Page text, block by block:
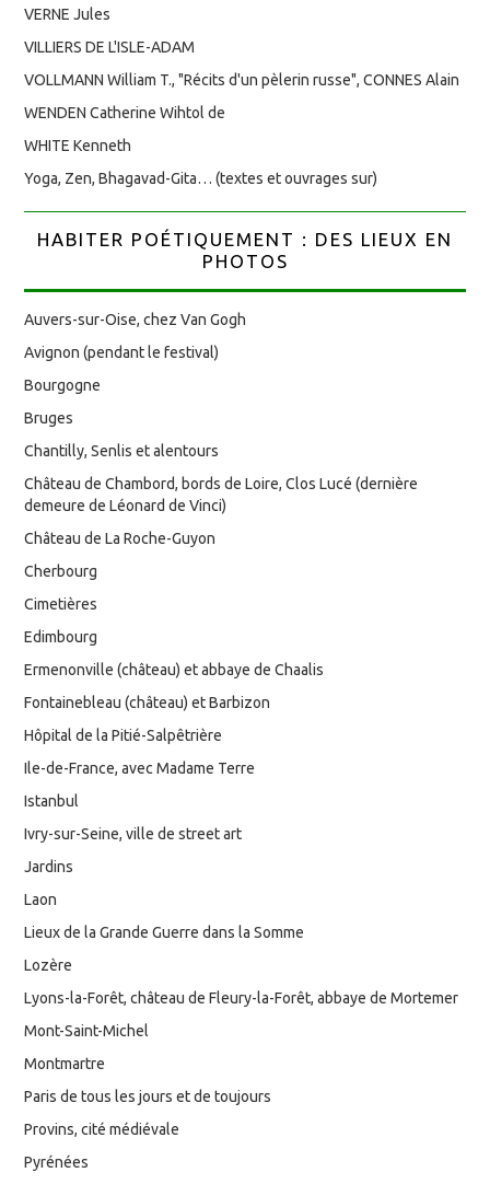
VERNE Jules
VILLIERS DE L'ISLE-ADAM
VOLLMANN William T., "Récits d'un pèlerin russe", CONNES Alain
WENDEN Catherine Wihtol de
WHITE Kenneth
Yoga, Zen, Bhagavad-Gita… (textes et ouvrages sur)
HABITER POÉTIQUEMENT : DES LIEUX EN
PHOTOS
Auvers-sur-Oise, chez Van Gogh
Avignon (pendant le festival)
Bourgogne
Bruges
Chantilly, Senlis et alentours
Château de Chambord, bords de Loire, Clos Lucé (dernière
demeure de Léonard de Vinci)
Château de La Roche-Guyon
Cherbourg
Cimetières
Edimbourg
Ermenonville (château) et abbaye de Chaalis
Fontainebleau (château) et Barbizon
Hôpital de la Pitié-Salpêtrière
Ile-de-France, avec Madame Terre
Istanbul
Ivry-sur-Seine, ville de street art
Jardins
Laon
Lieux de la Grande Guerre dans la Somme
Lozère
Lyons-la-Forêt, château de Fleury-la-Forêt, abbaye de Mortemer
Mont-Saint-Michel
Montmartre
Paris de tous les jours et de toujours
Provins, cité médiévale
Pyrénées